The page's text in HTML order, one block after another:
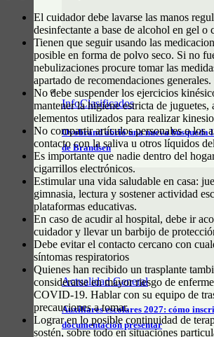
InfoClasificados
Ovobrand abrió una nueva búsqueda
de Brandsen
Actualidad General
Auxiliares escolares 2027: cómo
documentación presentar
El cuidador debe lavarse las manos
desinfectante a base de alcohol en gel o
Tienen que seguir usando las
posible en forma de polvo seco. Si no
nebulizaciones procure tomar las
apartado de recomendaciones generales.
No debe suspender los ejercicios
mantener la higiene estricta de juguetes,
elementos utilizados para realizar
No compartir artículos personales o los
contacto con la saliva u otros líquidos
Es importante que nadie dentro del
cigarrillos electrónicos.
Estimular una vida saludable en casa:
gimnasia, lectura y sostener actividad
plataformas educativas.
En caso de acudir al hospital, debe ir
cuidador y llevar un barbijo de
Debe evitar el contacto cercano con
síntomas respiratorios
Quienes han recibido un trasplante
considerarse en mayor riesgo de
COVID-19. Hablar con su equipo de
precauciones a tomar.
Lograr en lo posible continuidad de
sostén, sobre todo en situaciones